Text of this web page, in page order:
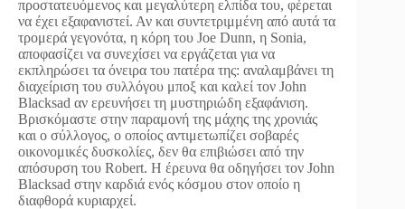
προστατευόμενος και μεγαλύτερη ελπίδα του, φέρεται
να έχει εξαφανιστεί. Αν και συντετριμμένη από αυτά τα
τρομερά γεγονότα, η κόρη του Joe Dunn, η Sonia,
αποφασίζει να συνεχίσει να εργάζεται για να
εκπληρώσει τα όνειρα του πατέρα της: αναλαμβάνει τη
διαχείριση του συλλόγου μποξ και καλεί τον John
Blacksad αν ερευνήσει τη μυστηριώδη εξαφάνιση.
Βρισκόμαστε στην παραμονή της μάχης της χρονιάς
και ο σύλλογος, ο οποίος αντιμετωπίζει σοβαρές
οικονομικές δυσκολίες, δεν θα επιβιώσει από την
απόσυρση του Robert. Η έρευνα θα οδηγήσει τον John
Blacksad στην καρδιά ενός κόσμου στον οποίο η
διαφθορά κυριαρχεί.